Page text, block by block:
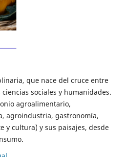
que nace del cruce entre
sociales y humanidades.
agroalimentario,
agroindustria, gastronomía,
y cultura) y sus paisajes, desde